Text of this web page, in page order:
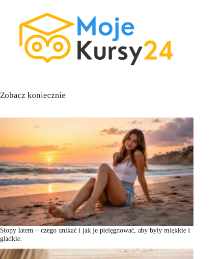
Zobacz koniecznie
Stopy latem – czego unikać i jak je pielęgnować, aby były miękkie i
gładkie.